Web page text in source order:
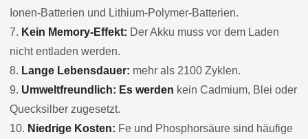
Ionen-Batterien und Lithium-Polymer-Batterien.
7. Kein Memory-Effekt: Der Akku muss vor dem Laden
nicht entladen werden.
8. Lange Lebensdauer: mehr als 2100 Zyklen.
9. Umweltfreundlich: Es werden kein Cadmium, Blei oder
Quecksilber zugesetzt.
10. Niedrige Kosten: Fe und Phosphorsäure sind häufige